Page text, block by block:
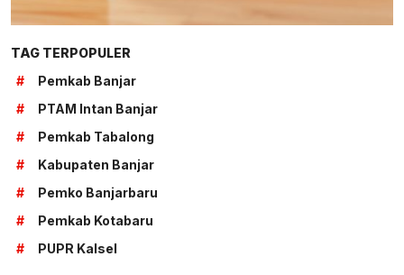
TAG TERPOPULER
#
Pemkab Banjar
#
PTAM Intan Banjar
#
Pemkab Tabalong
#
Kabupaten Banjar
#
Pemko Banjarbaru
#
Pemkab Kotabaru
#
PUPR Kalsel